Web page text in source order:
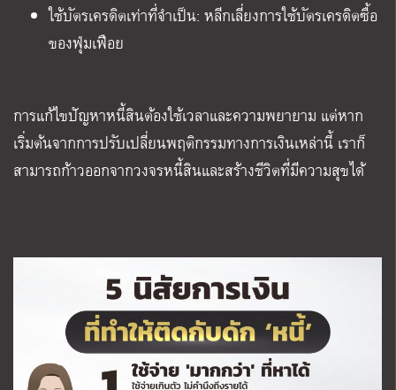
ใช้บัตรเครดิตเท่าที่จำเป็น: หลีกเลี่ยงการใช้บัตรเครดิตซื้อ
ของฟุ่มเฟือย
การแก้ไขปัญหาหนี้สินต้องใช้เวลาและความพยายาม แต่หาก
เริ่มต้นจากการปรับเปลี่ยนพฤติกรรมทางการเงินเหล่านี้ เราก็
สามารถก้าวออกจากวงจรหนี้สินและสร้างชีวิตที่มีความสุขได้